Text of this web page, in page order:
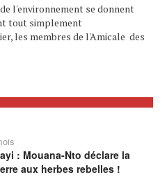
l'environnement se donnent
tout simplement
les membres de l'Amicale des
: Mouana-Nto déclare la
aux herbes rebelles !